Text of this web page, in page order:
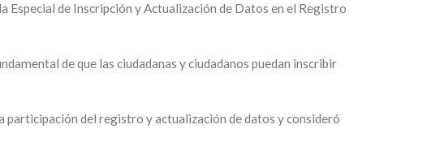
de Inscripción y Actualización de Datos en el Registro
de que las ciudadanas y ciudadanos puedan inscribir
del registro y actualización de datos y consideró